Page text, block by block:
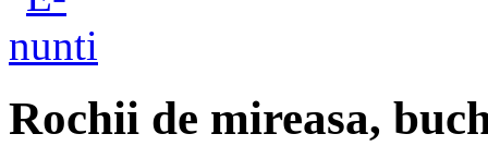
Rochii de mireasa,